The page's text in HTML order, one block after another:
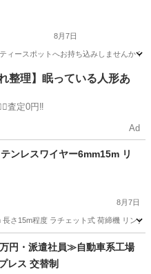
8月7日
スポットへお持ち込みしませんか？
整理】眠っている人形あ
査定0円‼️
Ad
8月7日
さ15m程度 ラチェット式 荷締機 リン
円・派遣社員≫自動車系工場
レス 交替制